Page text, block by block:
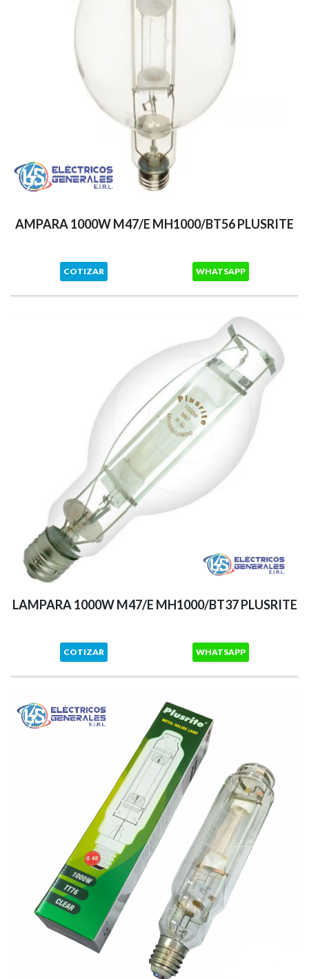
AMPARA 1000W M47/E MH1000/BT56 PLUSRITE
COTIZAR WHATSAPP
LAMPARA 1000W M47/E MH1000/BT37 PLUSRITE
COTIZAR WHATSAPP